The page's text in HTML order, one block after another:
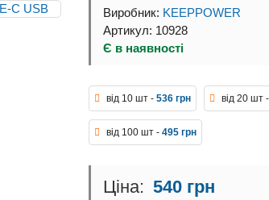
Виробник: KEEPPOWER
Артикул: 10928
Є в наявності
від 10 шт - 536 грн від 20 шт -
від 100 шт - 495 грн
540 грн